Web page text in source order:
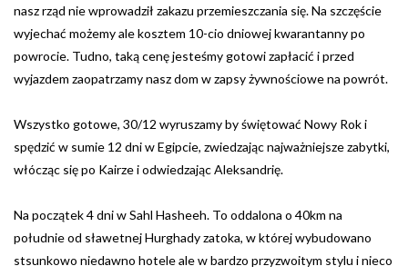
nasz rząd nie wprowadził zakazu przemieszczania się. Na szczęście
wyjechać możemy ale kosztem 10-cio dniowej kwarantanny po
powrocie. Tudno, taką cenę jesteśmy gotowi zapłacić i przed
wyjazdem zaopatrzamy nasz dom w zapsy żywnościowe na powrót.
Wszystko gotowe, 30/12 wyruszamy by świętować Nowy Rok i
spędzić w sumie 12 dni w Egipcie, zwiedzając najważniejsze zabytki,
włócząc się po Kairze i odwiedzając Aleksandrię.
Na początek 4 dni w Sahl Hasheeh. To oddalona o 40km na
południe od sławetnej Hurghady zatoka, w której wybudowano
stsunkowo niedawno hotele ale w bardzo przyzwoitym stylu i nieco